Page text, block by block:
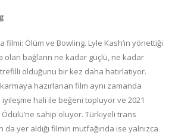
filmi: Ölüm ve Bowling. Lyle Kash’ın yönettiği
olan bağların ne kadar güçlü, ne kadar
olduğunu bir kez daha hatırlatıyor.
hazırlanan film aynı zamanda
iyileşme hali ile beğeni topluyor ve 2021
sahip oluyor. Türkiyeli trans
da yer aldığı filmin mutfağında ise yalnızca